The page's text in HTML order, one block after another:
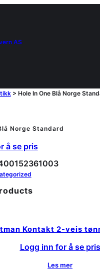
> Hole In One Blå Norge
Norge Standard
å se pris
Kontakt 2-veis
Logg inn for å se pris
Les mer